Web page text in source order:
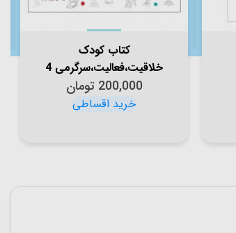
کتاب کودک
خلاقیت،فعالیت،سرگرمی 4
کد 2005413
200,000 تومان